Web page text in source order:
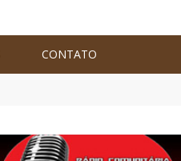
CONTATO